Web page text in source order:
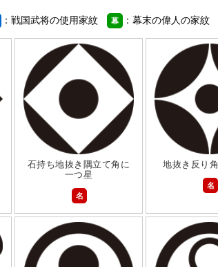
：戦国武将の使用家紋 幕 ：幕末の偉人の家紋
石持ち地抜き隅立て角に
一つ星
名
地抜き反り
名